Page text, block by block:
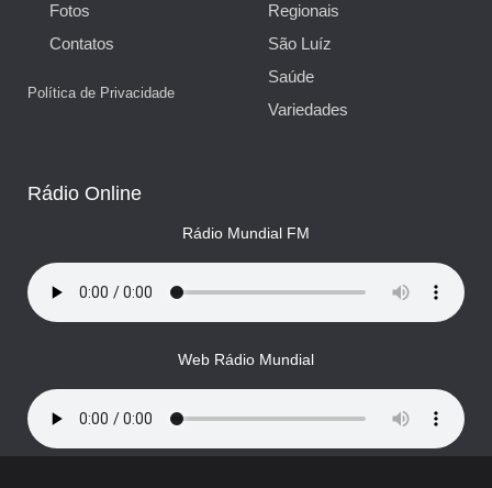
Fotos
Contatos
Política de Privacidade
Regionais
São Luíz
Saúde
Variedades
Rádio Online
Rádio Mundial FM
Web Rádio Mundial